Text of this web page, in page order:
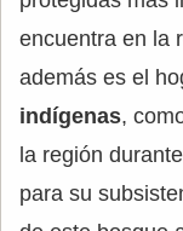
encuentra en la
además es el
indígenas,
la región
para su